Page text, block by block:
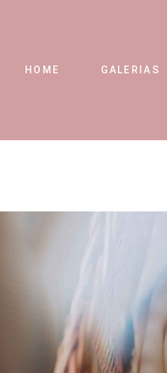
HOME GALERIAS